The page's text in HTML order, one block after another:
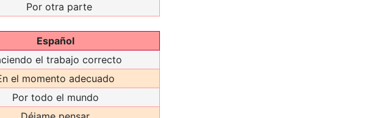
Por otra parte
Español
el trabajo correcto
el momento adecuado
Por todo el mundo